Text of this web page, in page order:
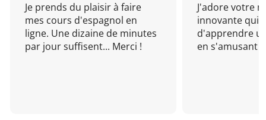
Je prends du plaisir à faire
mes cours d'espagnol en
ligne. Une dizaine de minutes
par jour suffisent... Merci !
J'adore votre
innovante qui
d'apprendre
en s'amusant !